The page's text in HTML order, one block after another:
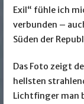
Exil“ fühle ich
verbunden –
Süden der
Das Foto zeigt
hellsten
Lichtfinger man